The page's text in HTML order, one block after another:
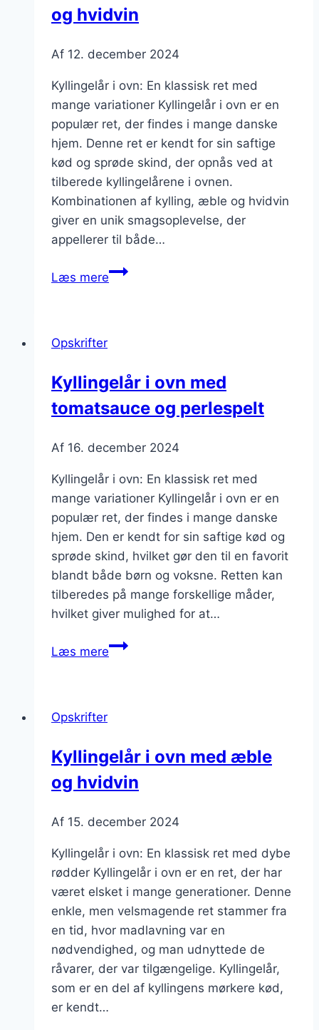
og hvidvin
Af 12. december 2024
Kyllingelår i ovn: En klassisk ret med
mange variationer Kyllingelår i ovn er en
populær ret, der findes i mange danske
hjem. Denne ret er kendt for sin saftige
kød og sprøde skind, der opnås ved at
tilberede kyllingelårene i ovnen.
Kombinationen af kylling, æble og hvidvin
giver en unik smagsoplevelse, der
appellerer til både…
Læs mereKyllingelår
hvidvin
Opskrifter
Kyllingelår i ovn med
tomatsauce og perlespelt
Af 16. december 2024
Kyllingelår i ovn: En klassisk ret med
mange variationer Kyllingelår i ovn er en
populær ret, der findes i mange danske
hjem. Den er kendt for sin saftige kød og
sprøde skind, hvilket gør den til en favorit
blandt både børn og voksne. Retten kan
tilberedes på mange forskellige måder,
hvilket giver mulighed for at…
Læs mereKyllingelår
perlespelt
Opskrifter
Kyllingelår i ovn med æble
og hvidvin
Af 15. december 2024
Kyllingelår i ovn: En klassisk ret med dybe
rødder Kyllingelår i ovn er en ret, der har
været elsket i mange generationer. Denne
enkle, men velsmagende ret stammer fra
en tid, hvor madlavning var en
nødvendighed, og man udnyttede de
råvarer, der var tilgængelige. Kyllingelår,
som er en del af kyllingens mørkere kød,
er kendt…